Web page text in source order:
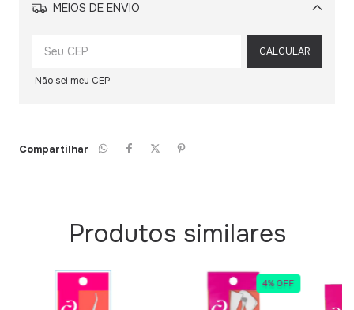
MEIOS DE ENVIO
Alterar CEP
CALCULAR
Não sei meu CEP
Compartilhar
Produtos similares
4%OFF